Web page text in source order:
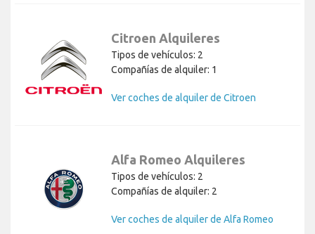
Citroen Alquileres
Tipos de vehículos: 2
Compañías de alquiler: 1
Ver coches de alquiler de Citroen
Alfa Romeo Alquileres
Tipos de vehículos: 2
Compañías de alquiler: 2
Ver coches de alquiler de Alfa Romeo